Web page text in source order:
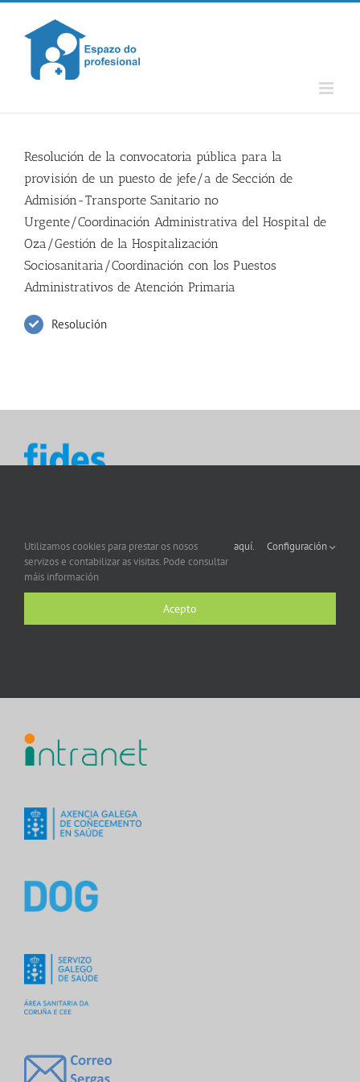
Skip
content
Resolución de la convocatoria pública para la
provisión de un puesto de jefe/a de Sección de
Admisión-Transporte Sanitario no
Urgente/Coordinación Administrativa del Hospital de
Oza/Gestión de la Hospitalización
Sociosanitaria/Coordinación con los Puestos
Administrativos de Atención Primaria
Resolución
Utilizamos cookies para prestar os nosos
servizos e contabilizar as visitas. Pode consultar
máis información
aquí. Configuración
Acepto